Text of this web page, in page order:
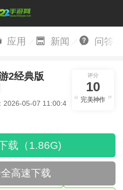
应用 新闻 问答
2经典版
2026-05-07 11:00:45
评分
10
完美神作
载（1.86G)
高速下载